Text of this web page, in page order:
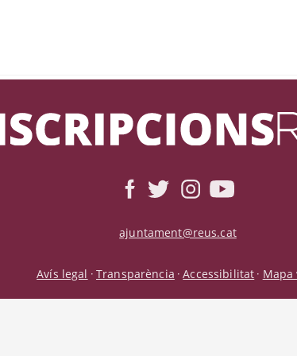
ajuntament@reus.cat
Avís legal ·Transparència ·Accessibilitat · Mapa